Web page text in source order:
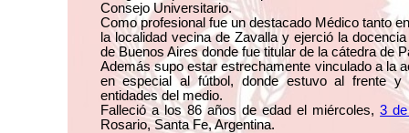
Consejo Universitario.
Como profesional fue un destacado Médico tanto
la localidad vecina de Zavalla y ejerció la
de Buenos Aires donde fue titular de la cátedra de
Además supo estar estrechamente vinculado a la
en especial al fútbol, donde estuvo al frente y
entidades del medio.
Falleció a los 86 años de edad el miércoles,3
Rosario, Santa Fe, Argentina.